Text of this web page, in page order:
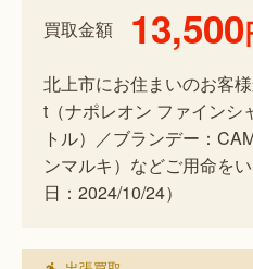
買取金額 13,500
北上市にお住まいのお客
t（ナポレオン ファインシ
トル）／ブランデー：
ンマルキ）などご用命を
日：2024/10/24）